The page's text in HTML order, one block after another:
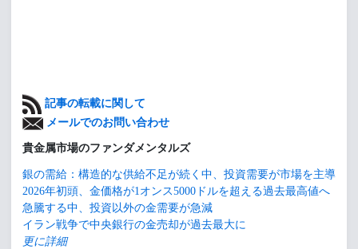
記事の転載に関して
メールでのお問い合わせ
貴金属市場のファンダメンタルズ
銀の需給：構造的な供給不足が続く中、投資需要が市場を主導
2026年初頭、金価格が1オンス5000ドルを超える過去最高値へ
急騰する中、投資以外の金需要が急減
イラン戦争で中央銀行の金売却が過去最大に
更に詳細